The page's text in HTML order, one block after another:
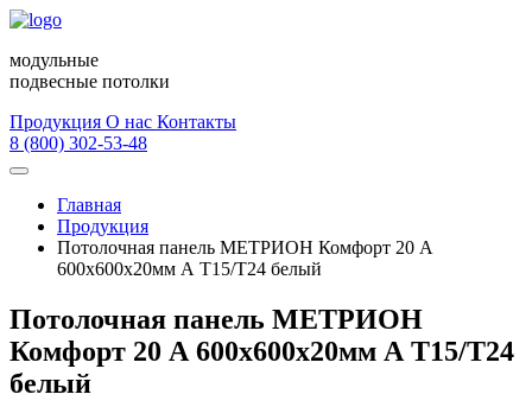
модульные
подвесные потолки
Продукция О нас Контакты
8 (800) 302-53-48
Главная
Продукция
Потолочная панель МЕТРИОН Комфорт 20 А
600х600х20мм А Т15/Т24 белый
Потолочная панель МЕТРИОН
Комфорт 20 А 600х600х20мм А Т15/Т24
белый